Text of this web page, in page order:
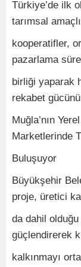
Türkiye’de ilk
tarımsal amaçlı
kooperatifler,
pazarlama
birliği yaparak
rekabet gücünü
Muğla’nın
Marketlerinde
Buluşuyor
Büyükşehir
proje, üretici
da dahil olduğu
güçlendirerek
kalkınmayı